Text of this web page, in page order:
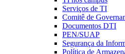
Serviços de TI
Comitê de
Documentos DTI
PEN/SUAP
Segurança da
Política de